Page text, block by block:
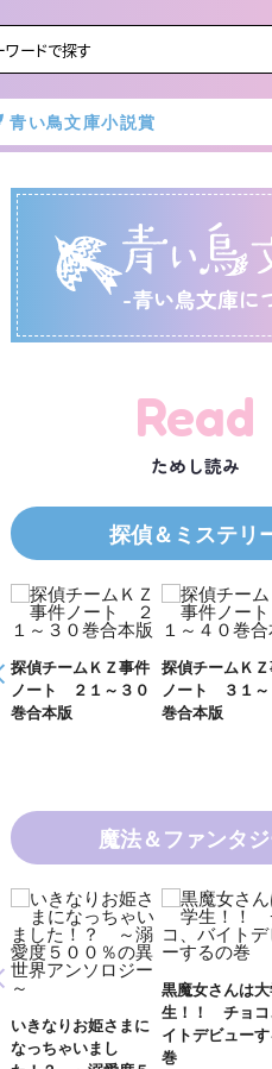
青い鳥文庫小説賞
-青い鳥文庫に
Read
ためし読み
探偵＆ミステリ
探偵チームＫＺ事件
ノート ３１～４０
巻合本版
探偵チームＫ
ノート １１～
巻合本版
魔法＆ファンタ
黒魔女さんは大学
イトデビューするの
巻
１～１１ 全１
合本版